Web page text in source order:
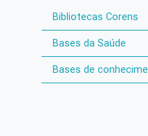
Bibliotecas Corens
Bases da Saúde
Bases de